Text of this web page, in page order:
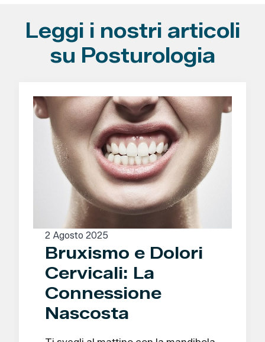
Leggi i nostri articoli
su Posturologia
2 Agosto 2025
Bruxismo e Dolori
Cervicali: La
Connessione
Nascosta